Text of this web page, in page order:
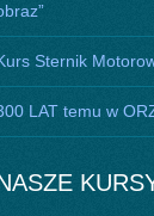
Sternik
LAT temu w